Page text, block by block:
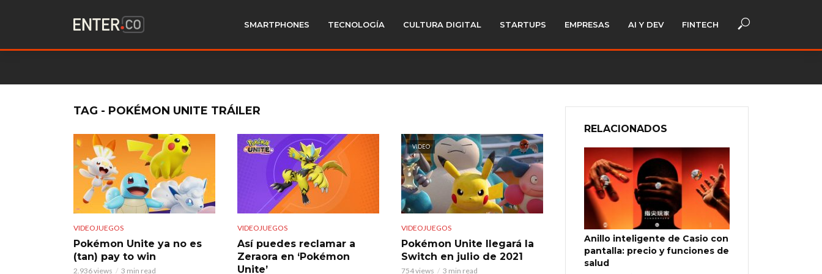
SMARTPHONES TECNOLOGÍA CULTURA DIGITAL STARTUPS EMPRESAS AI Y DEV FINTECH
TAG - POKÉMON UNITE TRÁILER
VIDEOJUEGOS
Pokémon Unite ya no es
(tan) pay to win
2.936 views 3 min read
VIDEOJUEGOS
Así puedes reclamar a
Zeraora en ‘Pokémon
Unite’
VIDEO
VIDEOJUEGOS
Pokémon Unite llegará la
Switch en julio de 2021
754 views 3 min read
RELACIONADOS
Anillo inteligente de Casio con
pantalla: precio y funciones de
salud